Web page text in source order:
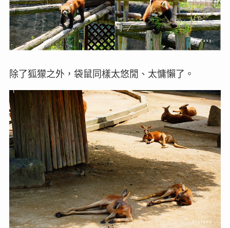
除了狐獴之外，袋鼠同樣太悠閒、太慵懶了。